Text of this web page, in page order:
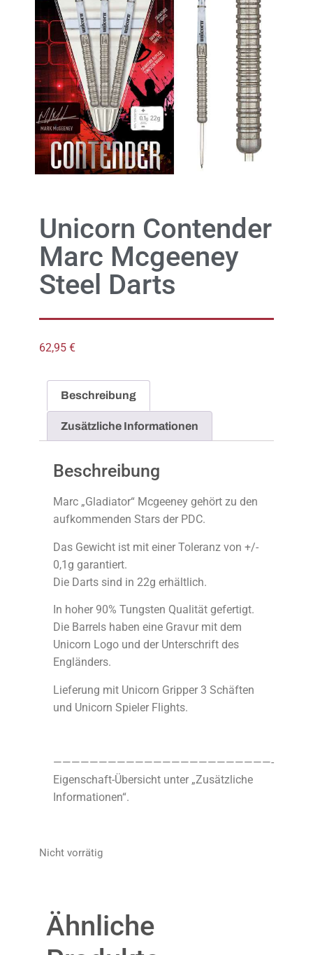
Unicorn Contender
Marc Mcgeeney
Steel Darts
62,95 €
Beschreibung
Zusätzliche Informationen
Beschreibung
Marc „Gladiator“ Mcgeeney gehört zu den
aufkommenden Stars der PDC.
Das Gewicht ist mit einer Toleranz von +/-
0,1g garantiert.
Die Darts sind in 22g erhältlich.
In hoher 90% Tungsten Qualität gefertigt.
Die Barrels haben eine Gravur mit dem
Unicorn Logo und der Unterschrift des
Engländers.
Lieferung mit Unicorn Gripper 3 Schäften
und Unicorn Spieler Flights.
————————————————————————-
Eigenschaft-Übersicht unter „Zusätzliche
Informationen“.
Nicht vorrätig
Ähnliche